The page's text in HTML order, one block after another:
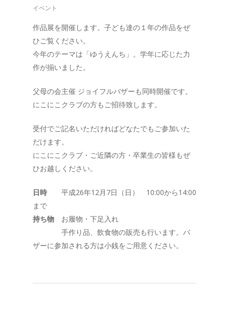
イベント
作品展を開催します。子ども達の１年の作品をぜ
ひご覧ください。
今年のテーマは「ゆうえんち」。学年に応じた力
作が揃いました。
父母の会主催 ジョイフルバザーも同時開催です。
にこにこクラブの方もご招待致します。
受付でご記名いただければどなたでもご参加いた
だけます。
にこにこクラブ・ご近隣の方・卒業生の皆様もぜ
ひお越しください。
日時 平成26年12月7日（日） 10:00から14:00
まで
持ち物 お履物・下足入れ
手作り品、飲食物の販売も行います。バ
ザーに参加される方は小銭をご用意ください。